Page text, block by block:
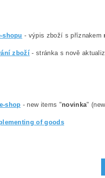
shopu - výpis zboží s příznakem
zboží - stránka s nově
shop - new items "novinka"
of goods